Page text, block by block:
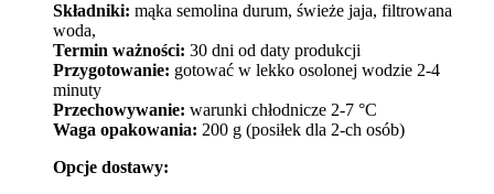
Składniki: mąka semolina durum, świeże jaja, filtrowana
woda,
Termin ważności: 30 dni od daty produkcji
Przygotowanie: gotować w lekko osolonej wodzie 2-4
minuty
Przechowywanie: warunki chłodnicze 2-7 °C
Waga opakowania: 200 g (posiłek dla 2-ch osób)
Opcje dostawy: